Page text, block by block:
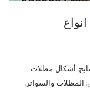
, أشكال مظلات
, المظلات والسواتر,